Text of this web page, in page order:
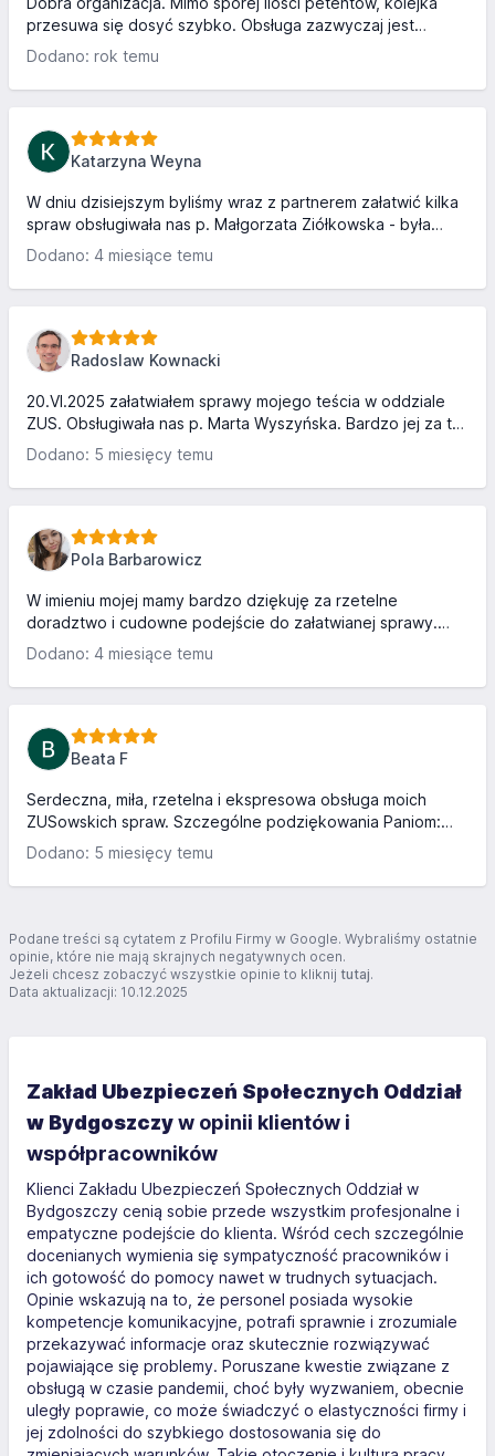
przesuwa się dosyć szybko. Obsługa zazwyczaj jest
życzliwa, sympatyczna. Z kompetencją pracowników
informacje, a profesjonalna urzędniczka z cierpliwością i
wszelkie moje pytania i wyjaśniała wątpliwości. Mój mąż
niestety trafił gorzej. Pani, z którą rozmawiał szybko zbyła
go byle jaką odpowiedzią, a on wiedział tyle samo ile przed
wizy...
Dodano: rok temu
Katarzyna Weyna
W dniu dzisiejszym byliśmy wraz z partnerem załatwić kilka
spraw obsługiwała nas p. Małgorzata Ziółkowska - była
przesympatyczna i wszystko nam dokładnie wytłumaczyła.
Bardzo nam pomogła za co dziekujemy :)
Dodano: 4 miesiące temu
Radoslaw Kownacki
20.VI.2025 załatwiałem sprawy mojego teścia w oddziale
ZUS. Obsługiwała nas p. Marta Wyszyńska. Bardzo jej za to
dziękuję. Bardzo pomogła, przeprowadziła nas przez
dokumenty i formularze. Załatwiliśmy więcej niż się
spodziewaliśmy. Dużo empatii i zaangażowania. Dziękuję!
Dodano: 5 miesięcy temu
Pola Barbarowicz
W imieniu mojej mamy bardzo dziękuję za rzetelne
doradztwo i cudowne podejście do załatwianej sprawy.
PANI MAGDO bardzo dziękujemy .
Dodano: 4 miesiące temu
Beata F
Serdeczna, miła, rzetelna i ekspresowa obsługa moich
ZUSowskich spraw. Szczególne podziękowania Paniom:
Wyrzykowskiej, Bogdańskiej, Marciniak i Szymańskiej.
Dodano: 5 miesięcy temu
Podane treści są cytatem z Profilu Firmy w Google. Wybraliśmy ostatnie
opinie, które nie mają skrajnych negatywnych ocen.
Jeżeli chcesz zobaczyć wszystkie opinie to kliknij tutaj.
Data aktualizacji: 10.12.2025
Zakład Ubezpieczeń Społecznych Oddział
w Bydgoszczyw opinii klientów i
współpracowników
Klienci Zakładu Ubezpieczeń Społecznych Oddział w
Bydgoszczy cenią sobie przede wszystkim profesjonalne i
empatyczne podejście do klienta. Wśród cech szczególnie
docenianych wymienia się sympatyczność pracowników i
ich gotowość do pomocy nawet w trudnych sytuacjach.
Opinie wskazują na to, że personel posiada wysokie
kompetencje komunikacyjne, potrafi sprawnie i zrozumiale
przekazywać informacje oraz skutecznie rozwiązywać
pojawiające się problemy. Poruszane kwestie związane z
obsługą w czasie pandemii, choć były wyzwaniem, obecnie
uległy poprawie, co może świadczyć o elastyczności firmy i
jej zdolności do szybkiego dostosowania się do